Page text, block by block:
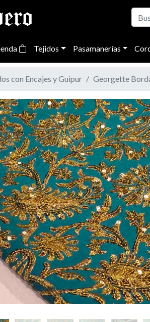
Tejidos Pasamanerías
con Encajes y Guipur Georgette